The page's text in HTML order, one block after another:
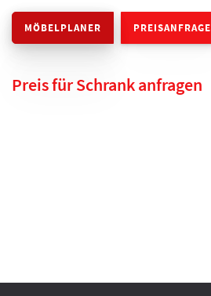
MÖBELPLANER PREISANFRAGE
Preis für Schrank anfragen